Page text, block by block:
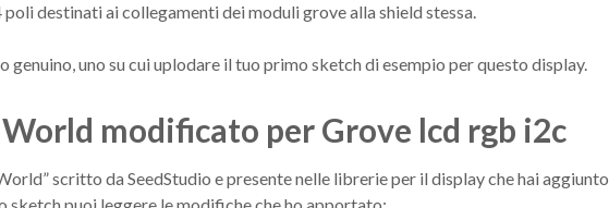
destinati ai collegamenti dei moduli grove alla shield stessa.
genuino, uno su cui uplodare il tuo primo sketch di esempio per questo display.
modificato per Grove lcd rgb i2c
scritto da SeedStudio e presente nelle librerie per il display che hai aggiunto